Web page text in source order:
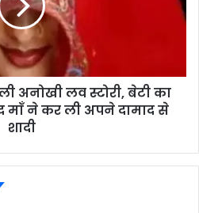
अनोखी लव स्टोरी, बेटी का
माँ ने कर ली अपने दामाद से
शादी